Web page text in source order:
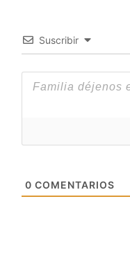
Suscribir
0 COMENTARIOS